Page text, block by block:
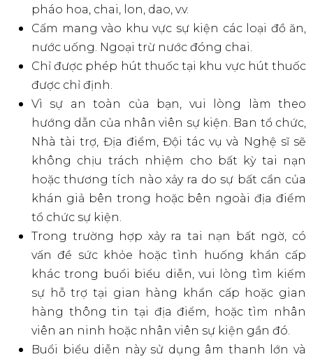
Được sử dụng điện thoại thông minh để chụp
ảnh. Không được sử dụng các thiết bị chụp
ảnh chuyên nghiệp như máy ảnh với ống kính
tele phóng đại, gậy đơn chân, tripod, gậy selfie
dài hơn 1m và các công cụ hỗ trợ khác. Trường
hợp bị phát hiện sử dụng các công cụ trên,
Ban tổ chức có quyền yêu cầu người dùng ra
khỏi khu vực sự kiện.
Trường hợp nghệ sĩ có yêu cầu không được
chụp ảnh quay video, việc chụp ảnh và quay
video sẽ bị cấm trong suốt buổi biểu diễn với
bất kỳ lý do gì. Trường hợp bị phát hiện, Ban tổ
chức có quyền yêu cầu xóa các hình ảnh, video
đã chụp. Nếu tình trạng này tiếp tục xảy ra, bạn
có thể bị buộc phải rời khỏi sự kiện.
Không gây bất tiện hoặc ảnh hưởng cho
người xung quanh. Ban tổ chức có quyền yêu
cầu người không tuân thủ rời khỏi sự kiện.
Hãy bảo quản đồ vật cá nhân cẩn thận. Ban tổ